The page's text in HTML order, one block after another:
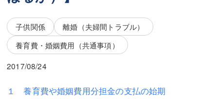
吉元 優仁
小川 祐
弁護士費用
吉元 優仁
弁護士費用
不動産
子供関係
離婚（夫婦間トラブル）
養育費・婚姻費用（共通事項）
2017/08/24
１ 養育費や婚姻費用分担金の支払の始期